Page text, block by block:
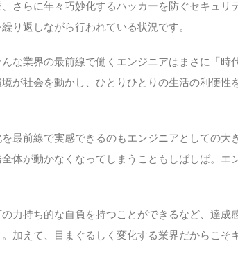
さらに年々巧妙化するハッカーを防ぐセキュリ
り返しながら行われている状況です。
な業界の最前線で働くエンジニアはまさに「時
が社会を動かし、ひとりひとりの生活の利便性
最前線で実感できるのもエンジニアとしての大
体が動かなくなってしまうこともしばしば。エ
力持ち的な自負を持つことができるなど、達成
加えて、目まぐるしく変化する業界だからこそ